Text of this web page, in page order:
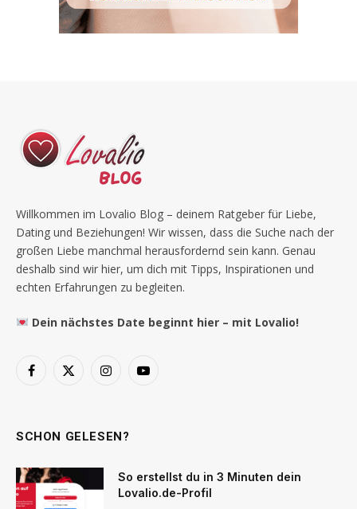
Willkommen im Lovalio Blog – deinem Ratgeber für Liebe,
Dating und Beziehungen! Wir wissen, dass die Suche nach der
großen Liebe manchmal herausfordernd sein kann. Genau
deshalb sind wir hier, um dich mit Tipps, Inspirationen und
echten Erfahrungen zu begleiten.
Dein nächstes Date beginnt hier – mit Lovalio!
Facebook
X
InstagramYouTube
SCHON GELESEN?
So erstellst du in 3 Minuten dein
Lovalio.de-Profil